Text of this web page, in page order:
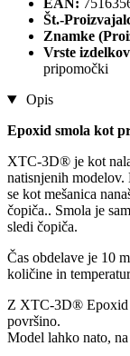
EAN:
Št.-
Znamke
Vrste
pripomočki
Opis
Epoxid smola kot
XTC-3D® je kot
natisnjenih modelov.
se kot mešanica
čopiča.. Smola je
sledi čopiča.
Čas obdelave je 10
količine in
Z XTC-3D® Epoxid
površino.
Model lahko nato,